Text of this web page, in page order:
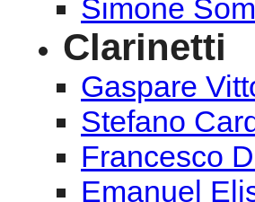
Simone
Clarinetti
Gaspare
Stefano
Francesco
Emanuel